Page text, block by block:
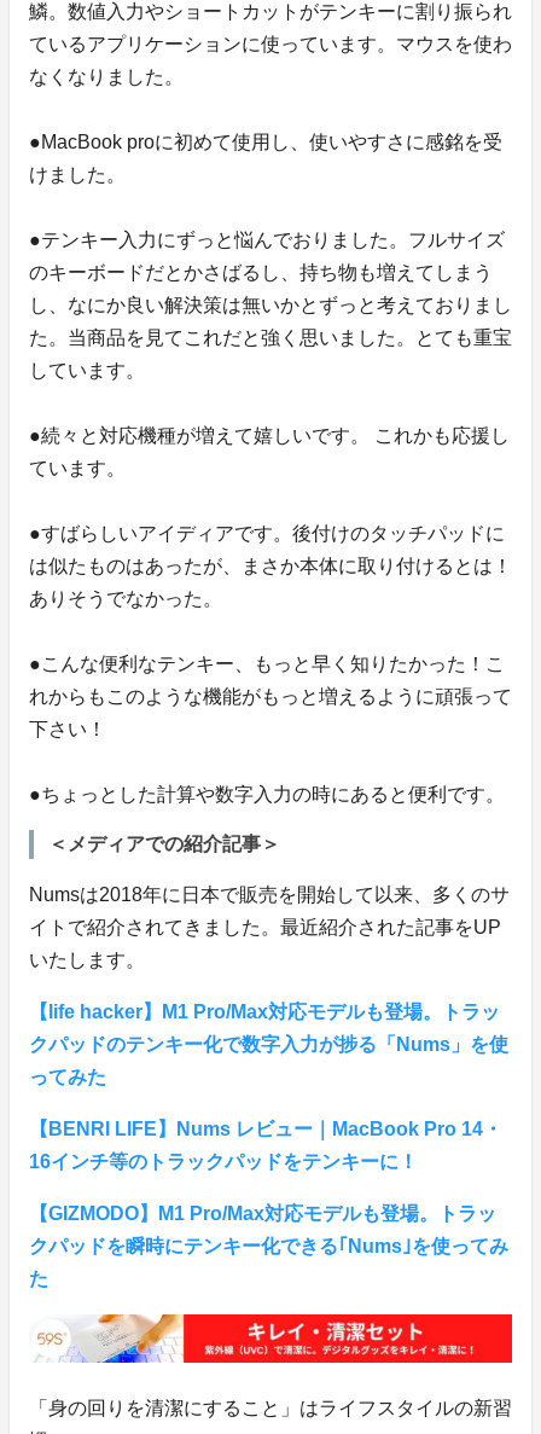
鱗󠄁。数値入力やショートカットがテンキーに割り振られ
ているアプリケーションに使っています。マウスを使わ
なくなりました。
●MacBook proに初めて使用し、使いやすさに感銘を受
けました。
●テンキー入力にずっと悩んでおりました。フルサイズ
のキーボードだとかさばるし、持ち物も増えてしまう
し、なにか良い解決策は無いかとずっと考えておりまし
た。当商品を見てこれだと強く思いました。とても重宝
しています。
●続々と対応機種が増えて嬉しいです。 これかも応援し
ています。
●すばらしいアイディアです。後付けのタッチパッドに
は似たものはあったが、まさか本体に取り付けるとは！
ありそうでなかった。
●こんな便利なテンキー、もっと早く知りたかった！こ
れからもこのような機能がもっと増えるように頑張って
下さい！
●ちょっとした計算や数字入力の時にあると便利です。
＜メディアでの紹介記事＞
Numsは2018年に日本で販売を開始して以来、多くのサ
イトで紹介されてきました。最近紹介された記事をUP
いたします。
【life hacker】M1 Pro/Max対応モデルも登場。トラッ
クパッドのテンキー化で数字入力が捗る「Nums」を使
ってみた
【BENRI LIFE】Nums レビュー｜MacBook Pro 14・
16インチ等のトラックパッドをテンキーに！
【GIZMODO】M1 Pro/Max対応モデルも登場。トラッ
クパッドを瞬時にテンキー化できる｢Nums｣を使ってみ
た
「身の回りを清潔にすること」はライフスタイルの新習